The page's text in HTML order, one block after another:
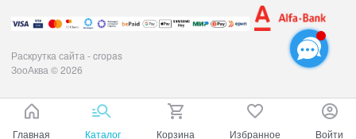
Раскрутка сайта - cropas
ЗооАква © 2026
Главная Каталог Корзина Избранное Войти